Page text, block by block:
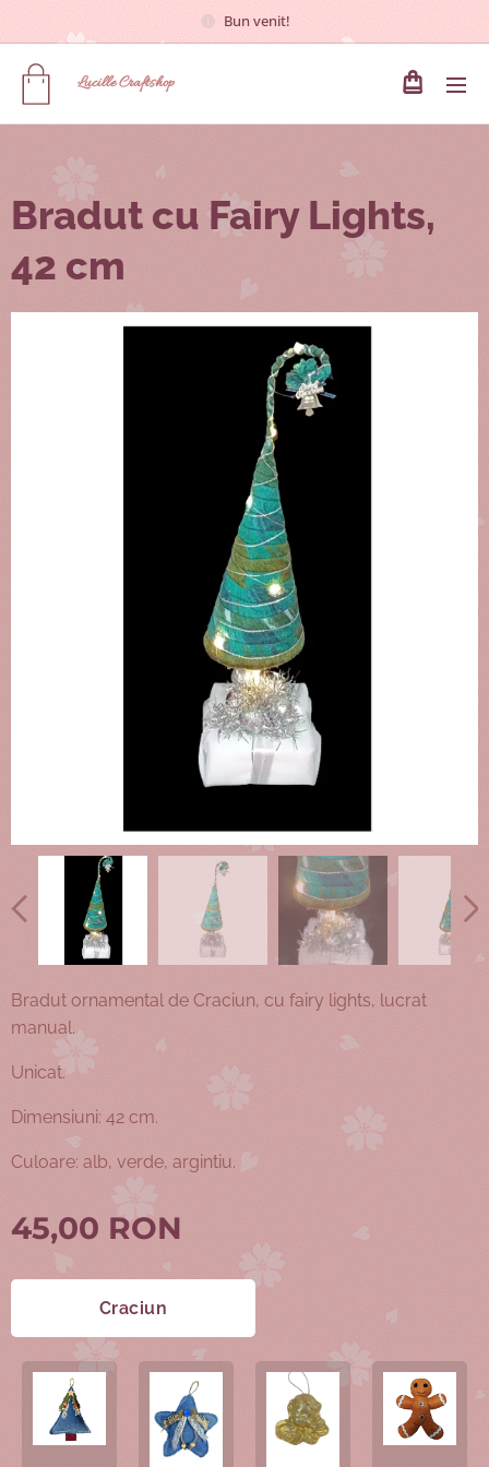
Bun venit!
LucilleCraftshop
Bradut cu Fairy Lights,
42 cm
Bradut ornamental de Craciun, cu fairy lights, lucrat
manual.
Unicat.
Dimensiuni: 42 cm.
Culoare: alb, verde, argintiu.
45,00 RON
Craciun